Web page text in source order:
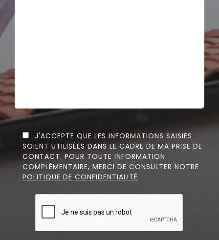
J'ACCEPTE QUE LES INFORMATIONS SAISIES
SOIENT UTILISÉES DANS LE CADRE DE MA PRISE DE
CONTACT. POUR TOUTE INFORMATION
COMPLÉMENTAIRE, MERCI DE CONSULTER NOTRE
POLITIQUE DE CONFIDENTIALITÉ